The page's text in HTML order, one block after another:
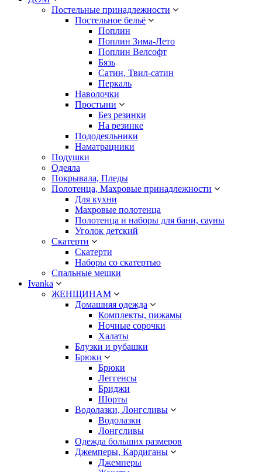
Постельные принадлежности
Постельное бельё
Поплин
Поплин Зима-Лето
Поплин Велсофт
Бязь
Сатин, Твил-сатин
Перкаль
Наволочки
Простыни
Без резинки
На резинке
Пододеяльники
Наматрацники
Подушки
Одеяла
Покрывала, Пледы
Полотенца, Махровые принадлежности
Для кухни
Махровые полотенца
Полотенца и наборы для бани, сауны
Уголок детский
Скатерти
Скатерти
Наборы со скатертью
Спальные мешки
Ivanka
ЖЕНЩИНАМ
Домашняя одежда
Комплекты, пижамы
Ночные сорочки
Халаты
Блузки и рубашки
Брюки
Брюки
Леггенсы
Бриджи
Шорты
Водолазки, Лонгсливы
Водолазки
Лонгсливы
Одежда больших размеров
Джемперы, Кардиганы
Джемперы